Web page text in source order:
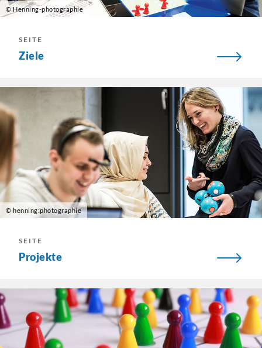
© Henning-photographie
SEITE
Ziele
© henning:photographie
SEITE
Projekte